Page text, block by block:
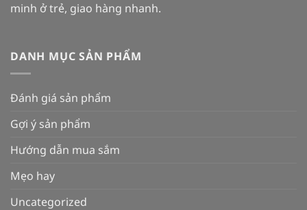
minh ở trẻ, giao hàng nhanh.
DANH MỤC SẢN PHẨM
Đánh giá sản phẩm
Gợi ý sản phẩm
Hướng dẫn mua sắm
Mẹo hay
Uncategorized